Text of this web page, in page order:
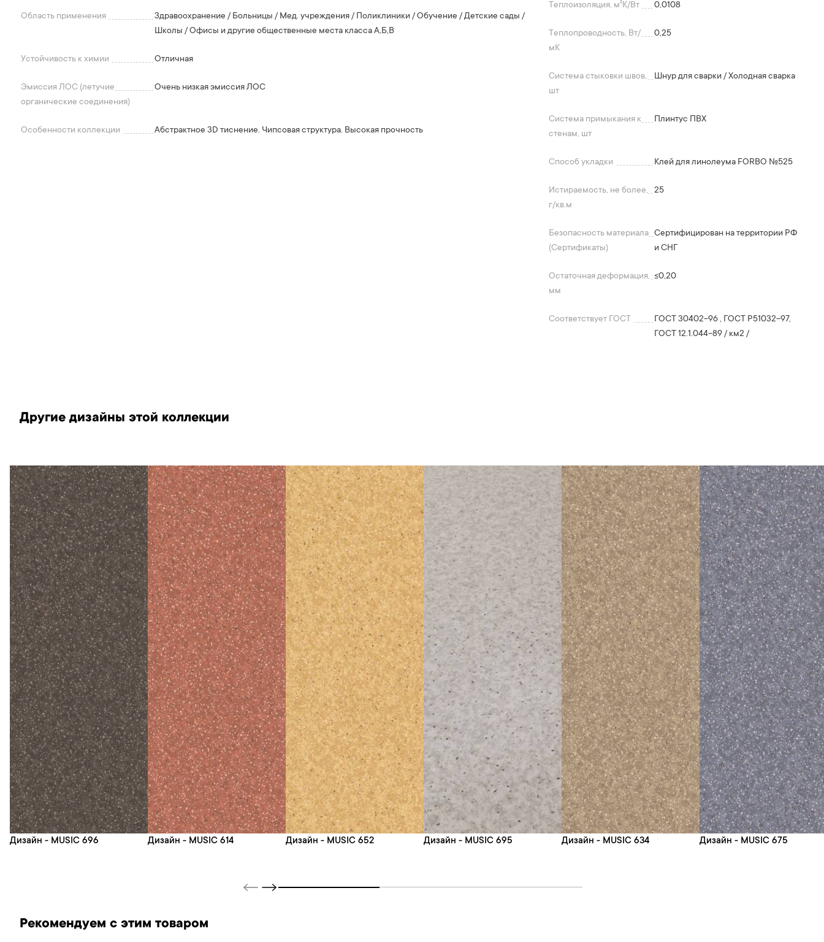
Область применения
Здравоохранение / Больницы / Мед. учреждения / Поликлиники / Обучение / Детские сады /
Школы / Офисы и другие общественные места класса А,Б,В
Устойчивость к химии Отличная
Эмиссия ЛОС (летучие
органические соединения)
Очень низкая эмиссия ЛОС
Особенности коллекции Абстрактное 3D тиснение. Чипсовая структура. Высокая прочность
Теплоизоляция, м²K/Вт 0,0108
Теплопроводность, Вт/
мК
0,25
Система стыковки швов,
шт
Шнур для сварки / Холодная сварка
Система примыкания к
стенам, шт
Плинтус ПВХ
Способ укладки Клей для линолеума FORBO №525
Истираемость, не более,
г/кв.м
25
Безопасность материала
(Сертификаты)
Сертифицирован на территории РФ
и СНГ
Остаточная деформация,
мм
≤0,20
Соответствует ГОСТ
ГОСТ 30402-96 , ГОСТ P51032-97,
ГОСТ 12.1.044-89 / км2 /
Другие дизайны этой коллекции
Дизайн - MUSIC 696 Дизайн - MUSIC 614 Дизайн - MUSIC 652 Дизайн - MUSIC 695 Дизайн - MUSIC 634 Дизайн - MUSIC 675
Рекомендуем с этим товаром